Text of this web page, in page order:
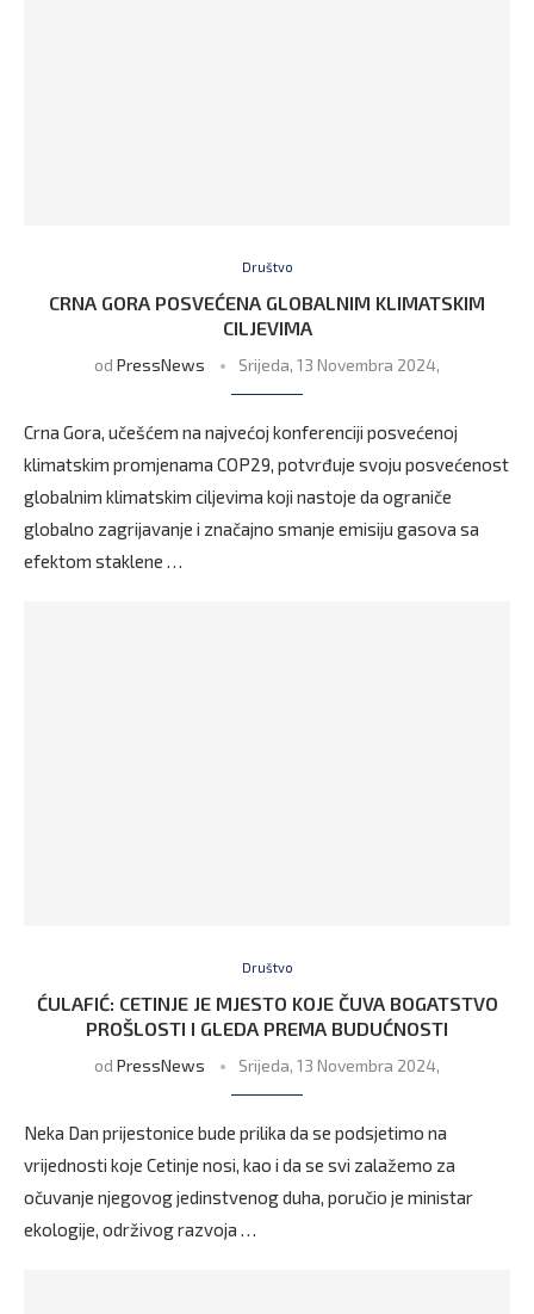
Društvo
CRNA GORA POSVEĆENA GLOBALNIM KLIMATSKIM
CILJEVIMA
od PressNews Srijeda, 13 Novembra 2024,
Crna Gora, učešćem na najvećoj konferenciji posvećenoj
klimatskim promjenama COP29, potvrđuje svoju posvećenost
globalnim klimatskim ciljevima koji nastoje da ograniče
globalno zagrijavanje i značajno smanje emisiju gasova sa
efektom staklene …
Društvo
ĆULAFIĆ: CETINJE JE MJESTO KOJE ČUVA BOGATSTVO
PROŠLOSTI I GLEDA PREMA BUDUĆNOSTI
od PressNews Srijeda, 13 Novembra 2024,
Neka Dan prijestonice bude prilika da se podsjetimo na
vrijednosti koje Cetinje nosi, kao i da se svi zalažemo za
očuvanje njegovog jedinstvenog duha, poručio je ministar
ekologije, održivog razvoja …